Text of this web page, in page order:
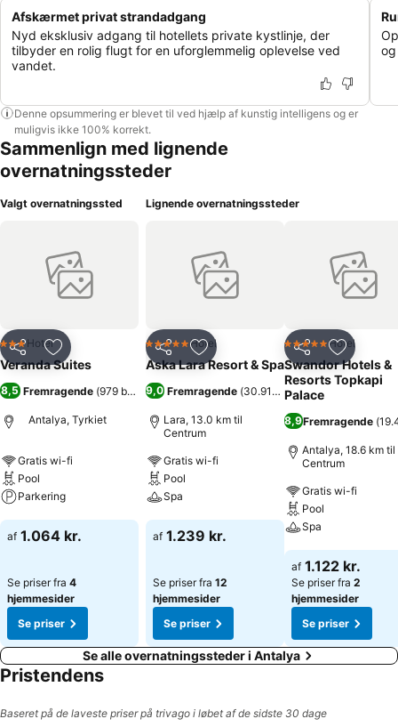
Afskærmet privat strandadgang
Nyd eksklusiv adgang til hotellets private kystlinje, der
tilbyder en rolig flugt for en uforglemmelig oplevelse ved
vandet.
Denne opsummering er blevet til ved hjælp af kunstig intelligens og er
muligvis ikke 100% korrekt.
Sammenlign med lignende
overnatningssteder
Valgt overnatningssted
Del Føj til favoritter
3 Stjerner
Hotel
Veranda Suites
8,5 Fremragende (979 bedømmelser)
Antalya, Tyrkiet
Gratis wi-fi
Pool
Parkering
Se priser
af 1.064 kr.
Se priser fra 4
hjemmesider
Se priser
Lignende overnatningssteder
Del Føj til favoritter
5 StjernerHotel
Aska Lara Resort & Spa
9,0 Fremragende (30.914 bedømmelser )
Lara, 13.0 km til
Centrum
Gratis wi-fi
Pool
Spa
Se priser
af 1.239 kr.
Se priser fra 12
hjemmesider
Se priser
Del Føj til
5 StjernerHotel
Swandor Hotels &
Resorts Topkapi
Palace
8,9Fremragende (
Antalya, 18.6 km til
Centrum
Gratis wi-fi
Pool
Spa
Se priser
af 1.122 kr.
Se priser fra 2
hjemmesider
Se priser
Se alle overnatningssteder i Antalya
Pristendens
Baseret på de laveste priser på trivago i løbet af de sidste 30 dage